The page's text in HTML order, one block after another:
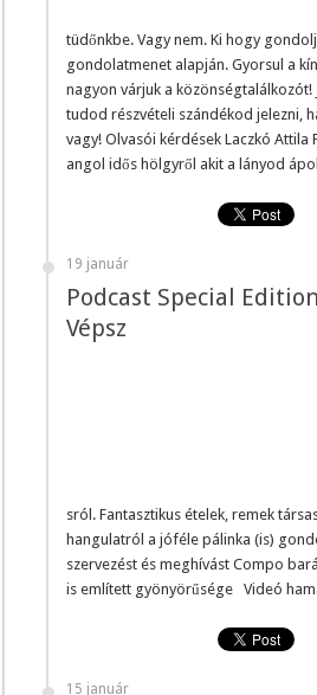
tüdőnkbe. Vagy nem. Ki hogy
gondolatmenet alapján. Gyorsul a
nagyon várjuk a közönségtalálkozót!
tudod részvételi szándékod jelezni,
vagy! Olvasói kérdések Laczkó Attila
angol idős hölgyről akit a lányod
19 január
Podcast Special
Vépsz
sról. Fantasztikus ételek, remek
hangulatról a jóféle pálinka (is)
szervezést és meghívást Compo
is említett gyönyörűsége Videó
15 január